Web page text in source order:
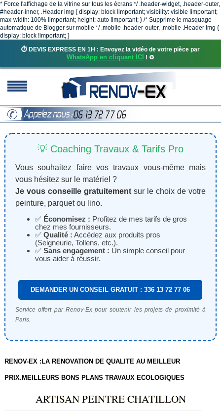
* Force l'affichage de la vitrine sur tous les écrans */ .header-widget, .header-outer,
#header-inner, .Header img { display: block !important; visibility: visible !important;
max-width: 100% !important; height: auto !important; } /* Supprime le masquage
automatique de Blogger sur mobile */ .mobile .header-outer, .mobile .Header img {
display: block !important; }
⏱️ DEVIS EXPRESS EN 1H : Envoyez la vidéo de votre pièce par
WhatsApp en cliquant ICI ! ♻️
💡 Coaching Travaux & Tarifs Pro
Vous souhaitez faire vos travaux vous-même mais
vous hésitez sur le matériel ?
Je vous conseille gratuitementsur le choix de votre
peinture, parquet ou lino.
✅ Économisez : Profitez de mes tarifs de gros
chez mes fournisseurs.
✅ Qualité : Accédez aux produits pros
(Seigneurie, Tollens, etc.).
✅ Sans engagement : Un simple conseil pour
vous aider à réussir.
DEMANDER UN CONSEIL GRATUIT : 336 13 72 77 06
Service offert par Renov-Ex pour soutenir les projets de proximité à
Paris.
RENOV-EX :LA RENOVATION DE QUALITE AU MEILLEUR
PRIX.MEILLEURS BONS PLANS TRAVAUX ECOLOGIQUES
ARTISAN PEINTRE CHATILLON